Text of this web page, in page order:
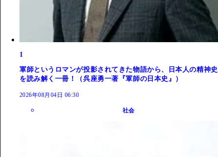
1
軍師というロマンが投影されてきた物語から、日本人の精神史
を読み解く一冊！（呉座勇一著『軍師の日本史』）
2026年08月04日 06:30
社会